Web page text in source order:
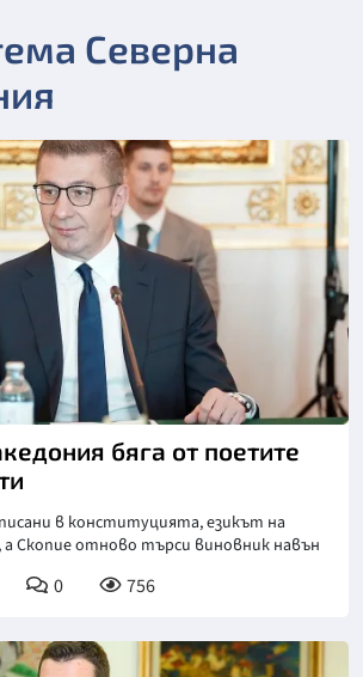
Северна
бяга от поетите
в конституцията, езикът на
Скопие отново търси виновник навън
0 756